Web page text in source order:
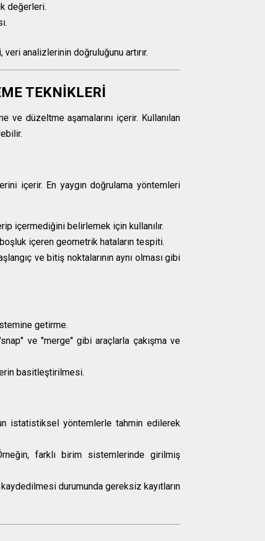
değerleri.
analizlerinin doğruluğunu artırır.
TEKNİKLERİ
ve düzeltme aşamalarını içerir. Kullanılan
içerir. En yaygın doğrulama yöntemleri
içermediğini belirlemek için kullanılır.
içeren geometrik hataların tespiti.
ve bitiş noktalarının aynı olması gibi
getirme.
ve "merge" gibi araçlarla çakışma ve
basitleştirilmesi.
istatistiksel yöntemlerle tahmin edilerek
farklı birim sistemlerinde girilmiş
durumunda gereksiz kayıtların